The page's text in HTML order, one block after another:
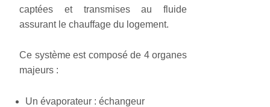
captées et transmises au fluide
assurant le chauffage du logement.
Ce système est composé de 4 organes
majeurs :
Un évaporateur : échangeur